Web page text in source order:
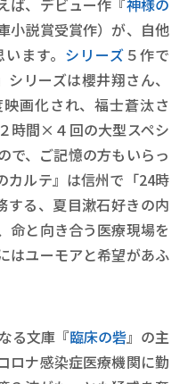
ば、デビュー作『神様の
小説賞受賞作）が、自他
ます。 シリーズ ５作で
リーズは櫻井翔さん、
画化され、福士蒼汰さ
時間×４回の大型スペシ
で、ご記憶の方もいらっ
カルテ』は信州で「24時
する、夏目漱石好きの内
命と向き合う医療現場を
はユーモアと希望があふ
る文庫『臨床の砦』の主
ロナ感染症医療機関に勤